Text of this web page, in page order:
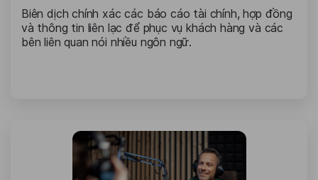
Biên dịch chính xác các báo cáo tài chính, hợp đồng
và thông tin liên lạc để phục vụ khách hàng và các
bên liên quan nói nhiều ngôn ngữ.